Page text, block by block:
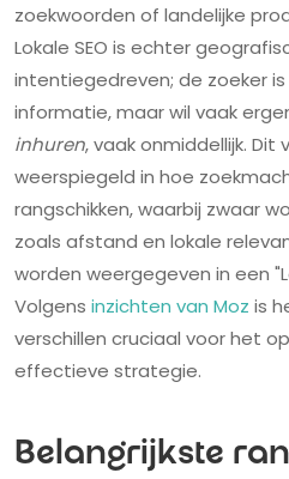
zoekwoorden of landelijke
Lokale SEO is echter
intentiegedreven; de zoeker
informatie, maar wil vaak
inhuren, vaak onmiddellijk. Dit
weerspiegeld in hoe
rangschikken, waarbij zwaar
zoals afstand en lokale
worden weergegeven in een
Volgens inzichten van Moz is
verschillen cruciaal voor het
effectieve strategie.
Belangrijkste